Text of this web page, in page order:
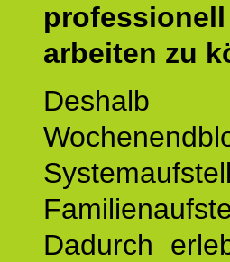
arbeiten zu
Dadurch